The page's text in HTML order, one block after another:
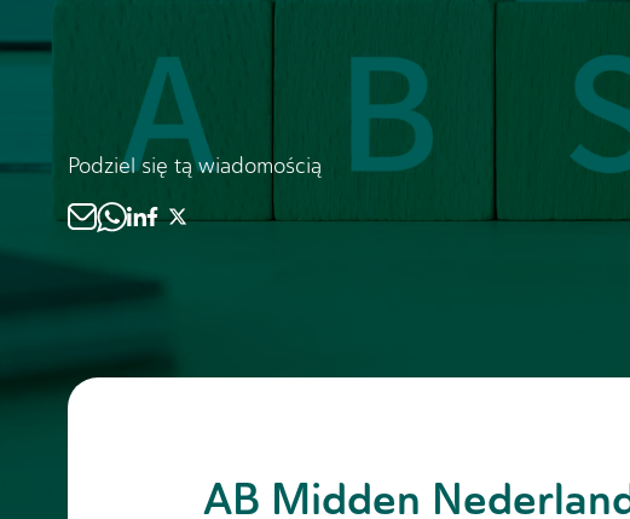
Podziel się tą wiadomością
AB Midden